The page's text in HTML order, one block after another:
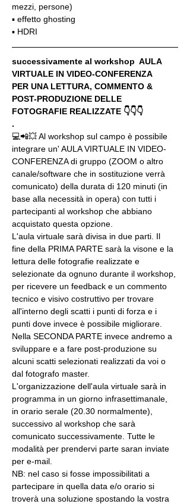
mezzi, persone)
▪️ effetto ghosting
▪️ HDRI
successivamente al workshop  AULA
VIRTUALE IN VIDEO-CONFERENZA
PER UNA LETTURA, COMMENTO &
POST-PRODUZIONE DELLE
FOTOGRAFIE REALIZZATE 👇👇👇
.
💻📲💥 Al workshop sul campo è possibile
integrare un' AULA VIRTUALE IN VIDEO-
CONFERENZA di gruppo (ZOOM o altro
canale/software che in sostituzione verrà
comunicato) della durata di 120 minuti (in
base alla necessità in opera) con tutti i
partecipanti al workshop che abbiano
acquistato questa opzione.
L'aula virtuale sarà divisa in due parti. Il
fine della PRIMA PARTE sarà la visone e la
lettura delle fotografie realizzate e
selezionate da ognuno durante il workshop,
per ricevere un feedback e un commento
tecnico e visivo costruttivo per trovare
all'interno degli scatti i punti di forza e i
punti dove invece è possibile migliorare.
Nella SECONDA PARTE invece andremo a
sviluppare e a fare post-produzione su
alcuni scatti selezionati realizzati da voi o
dal fotografo master.
L'organizzazione dell'aula virtuale sarà in
programma in un giorno infrasettimanale,
in orario serale (20.30 normalmente),
successivo al workshop che sarà
comunicato successivamente. Tutte le
modalità per prendervi parte saran inviate
per e-mail.
NB: nel caso si fosse impossibilitati a
partecipare in quella data e/o orario si
troverà una soluzione spostando la vostra